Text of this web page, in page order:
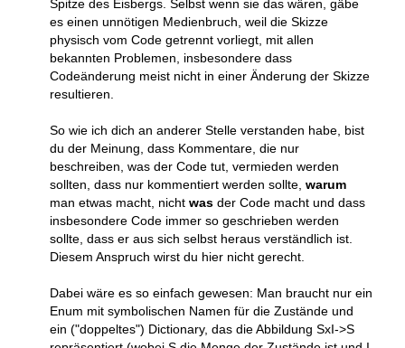
Spitze des Eisbergs. Selbst wenn sie das wären, gäbe
es einen unnötigen Medienbruch, weil die Skizze
physisch vom Code getrennt vorliegt, mit allen
bekannten Problemen, insbesondere dass
Codeänderung meist nicht in einer Änderung der Skizze
resultieren.
So wie ich dich an anderer Stelle verstanden habe, bist
du der Meinung, dass Kommentare, die nur
beschreiben, was der Code tut, vermieden werden
sollten, dass nur kommentiert werden sollte, warum
man etwas macht, nicht was der Code macht und dass
insbesondere Code immer so geschrieben werden
sollte, dass er aus sich selbst heraus verständlich ist.
Diesem Anspruch wirst du hier nicht gerecht.
Dabei wäre es so einfach gewesen: Man braucht nur ein
Enum mit symbolischen Namen für die Zustände und
ein ("doppeltes") Dictionary, das die Abbildung SxI->S